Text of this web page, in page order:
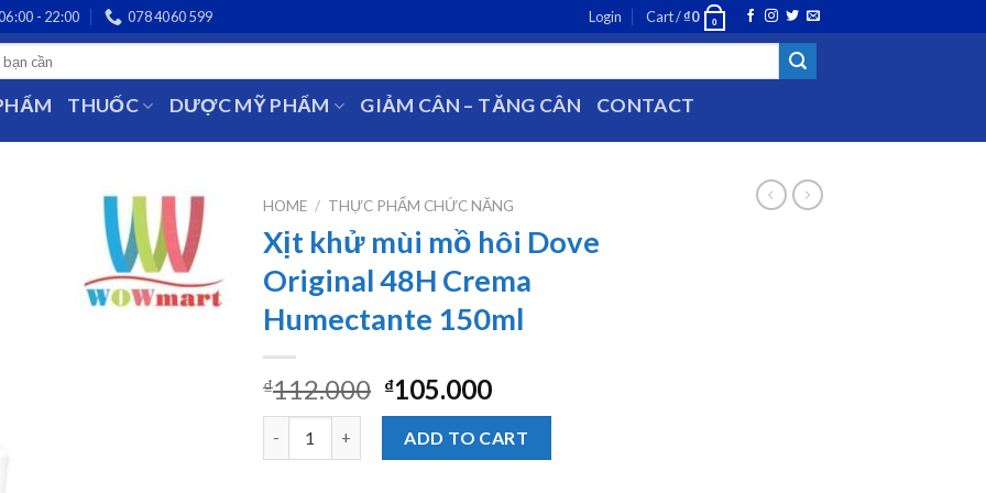
- 22:00 078 4060 599 Login Cart /₫0 0
THUỐC DƯỢC MỸ PHẨM GIẢM CÂN – TĂNG CÂN CONTACT
HOME / THỰC PHẨM CHỨC NĂNG
Xịt khử mùi mồ hôi Dove
Original 48H Crema
Humectante 150ml
₫112.000 ₫105.000
ADD TO CART